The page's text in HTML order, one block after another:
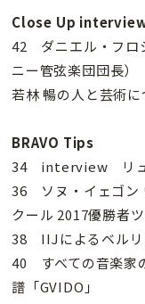
Close Up
42 ダニエル・フロ
ニー管弦楽団団長）
若林 暢の人と芸術に
BRAVO Tips
34 interview リュ
36 ソヌ・イェゴン
クール 2017優勝者
38 IIJによるベルリ
40 すべての音楽家
譜「GVIDO」